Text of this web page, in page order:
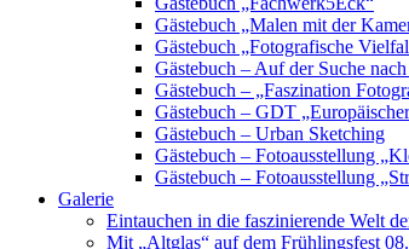
Gästebuch „Malen mit der
Gästebuch „Fotografische
Gästebuch – Auf der Suche
Gästebuch – „Faszination
Gästebuch – GDT
Gästebuch – Urban Sketching
Gästebuch – Fotoausstellung
Gästebuch – Fotoausstellung
Galerie
Eintauchen in die faszinierende Welt
Mit „Altglas“ auf dem Frühlingsfest